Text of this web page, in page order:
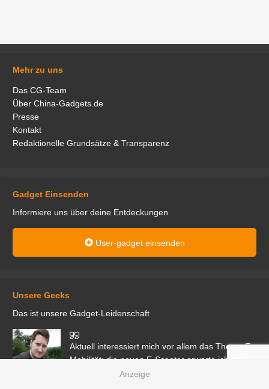
Mehr zu uns
Das CG-Team
Über China-Gadgets.de
Presse
Kontakt
Redaktionelle Grundsätze & Transparenz
Gadget Einsenden
Informiere uns über deine Entdeckungen
User-gadget einsenden
Unsere Geeks
Das ist unsere Gadget-Leidenschaft
Aktuell interessiert mich vor allem das Thema E-
Mobilität; die neuen E-Scooter erwarte ich mit
Vorfreude. Als leidenschaftlicher Zocker freue ich